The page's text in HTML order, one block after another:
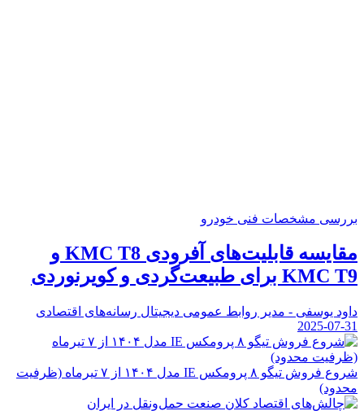
بررسی مشخصات فنی خودرو
مقایسه قابلیت‌های آفرودی KMC T8 و
KMC T9 برای طبیعت‌گردی و کویرنوردی
داود یوسفی - مدیر روابط عمومی دیجیتال رسانه‌های اقتصادی
2025-07-31
شروع فروش تیگو ۸ پرومکس IE مدل ۱۴۰۴ از ۷ تیرماه (ظرفیت
محدود)